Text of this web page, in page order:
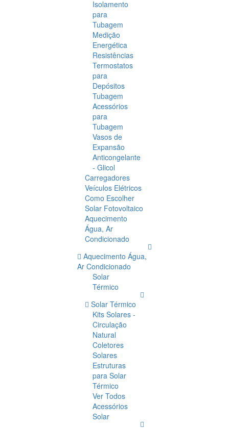
Isolamento
para
Tubagem
Medição
Energética
Resistências
Termostatos
para
Depósitos
Tubagem
Acessórios
para
Tubagem
Vasos de
Expansão
Anticongelante
- Glicol
Carregadores
Veículos Elétricos
Como Escolher
Solar Fotovoltaico
Aquecimento
Água, Ar
Condicionado
Aquecimento Água,
Ar Condicionado
Solar
Térmico
Solar Térmico
Kits Solares -
Circulação
Natural
Coletores
Solares
Estruturas
para Solar
Térmico
Ver Todos
Acessórios
Solar